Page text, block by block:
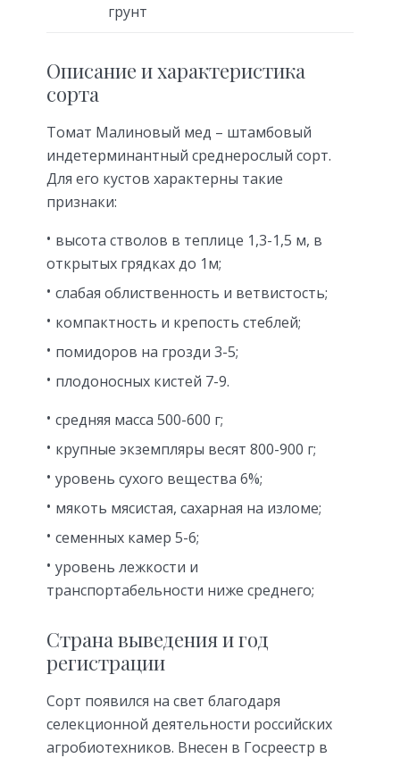
грунт
Описание и характеристика
сорта
Томат Малиновый мед – штамбовый
индетерминантный среднерослый сорт.
Для его кустов характерны такие
признаки:
высота стволов в теплице 1,3-1,5 м, в
открытых грядках до 1м;
слабая облиственность и ветвистость;
компактность и крепость стеблей;
помидоров на грозди 3-5;
плодоносных кистей 7-9.
средняя масса 500-600 г;
крупные экземпляры весят 800-900 г;
уровень сухого вещества 6%;
мякоть мясистая, сахарная на изломе;
семенных камер 5-6;
уровень лежкости и
транспортабельности ниже среднего;
Страна выведения и год
регистрации
Сорт появился на свет благодаря
селекционной деятельности российских
агробиотехников. Внесен в Госреестр в